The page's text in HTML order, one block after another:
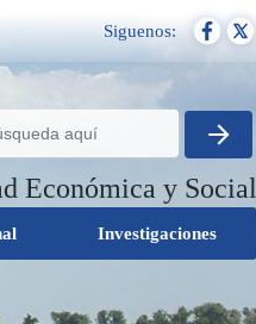
Siguenos:
Económica y Social
Investigaciones